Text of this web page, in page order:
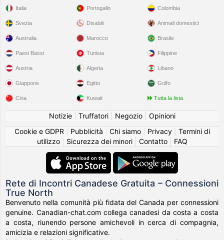
Italia
Svezia
Portogallo
Disabili
Colombia
Animali domestici
Australia
Paesi Bassi
Austria
Giappone
Cina
Marocco
Tunisia
Algeria
Egitto
Kuwait
Brasile
Filippine
Libano
Golfo
Tutta la lista
Notizie| Truffatori| Negozio| Opinioni
Cookie e GDPR
Pubblicità Chi siamo| Privacy| Termini di
utilizzo| Sicurezza dei minori| Contatto| FAQ
Rete di Incontri Canadese Gratuita – Connessioni
True North
Benvenuto nella comunità più fidata del Canada per connessioni
genuine. Canadian-chat.com collega canadesi da costa a costa
a costa, riunendo persone amichevoli in cerca di compagnia,
amicizia e relazioni significative.